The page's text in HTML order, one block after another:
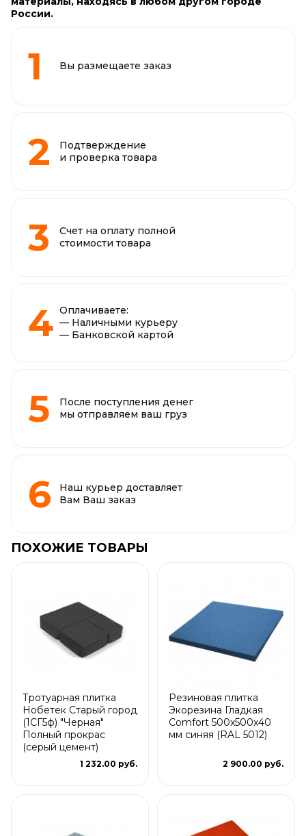
России.
Вы размещаете заказ
Подтверждение
и проверка товара
Счет на оплату полной
стоимости товара
Оплачиваете:
— Наличными курьеру
— Банковской картой
После поступления денег
мы отправляем ваш груз
Наш курьер доставляет
Вам Ваш заказ
ПОХОЖИЕ ТОВАРЫ
Тротуарная плитка
Нобетек Старый город
(1СГ5ф) "Черная"
Полный прокрас
(серый цемент)
1 232.00 руб.
Резиновая плитка
Экорезина Гладкая
Comfort 500x500x40
мм синяя (RAL 5012)
2 900.00 руб.